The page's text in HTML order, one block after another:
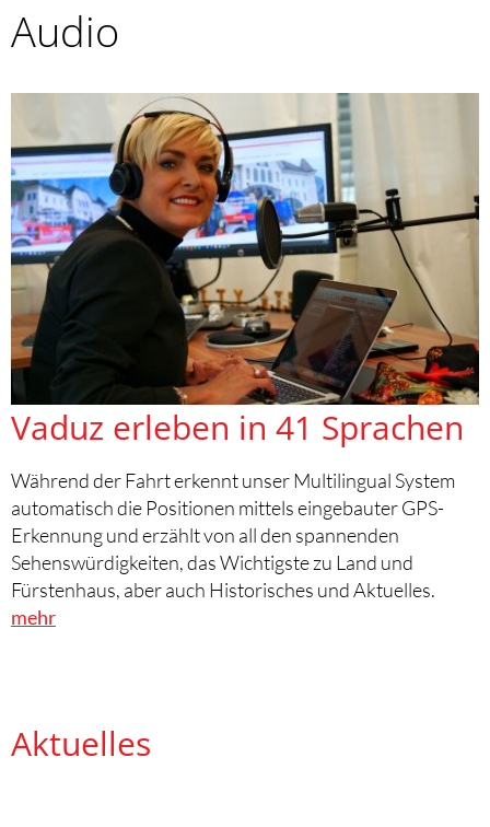
Audio
Vaduz erleben in 41 Sprachen
Während der Fahrt erkennt unser Multilingual System
automatisch die Positionen mittels eingebauter GPS-
Erkennung und erzählt von all den spannenden
Sehenswürdigkeiten, das Wichtigste zu Land und
Fürstenhaus, aber auch Historisches und Aktuelles.
mehr
Aktuelles